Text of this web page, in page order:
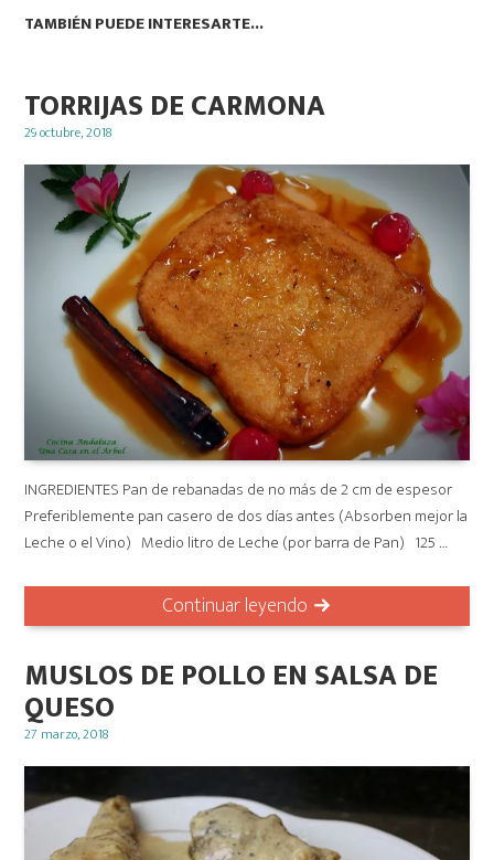
TAMBIÉN PUEDE INTERESARTE...
TORRIJAS DE CARMONA
Posted
29 octubre, 2018
INGREDIENTES Pan de rebanadas de no más de 2 cm de espesor
Preferiblemente pan casero de dos días antes (Absorben mejor la
Leche o el Vino) Medio litro de Leche (por barra de Pan) 125 …
Continuar leyendo
MUSLOS DE POLLO EN SALSA DE
QUESO
Posted
27 marzo, 2018